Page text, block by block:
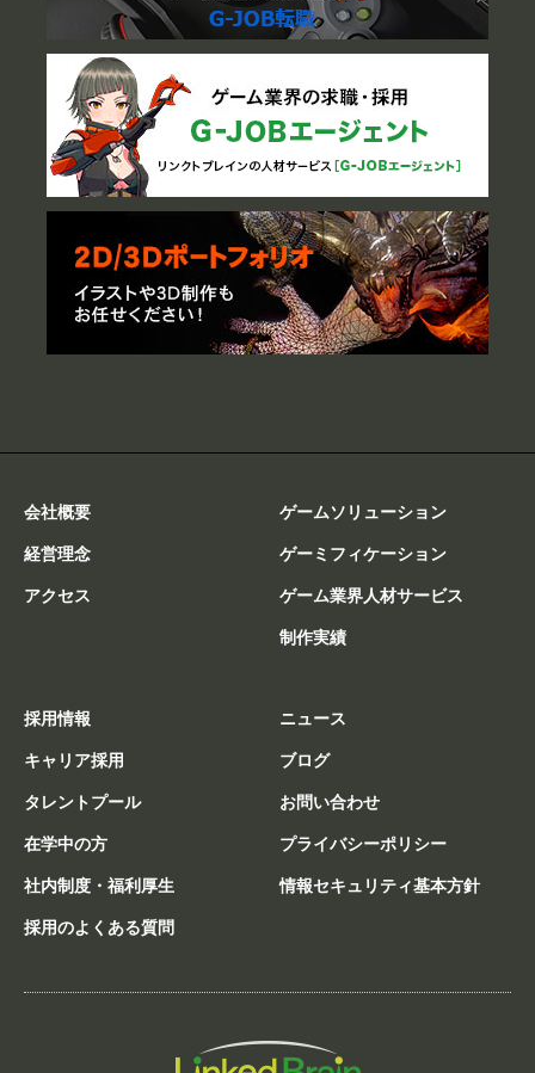
会社概要
経営理念
アクセス
ゲームソリューション
ゲーミフィケーション
ゲーム業界人材サービス
制作実績
採用情報
キャリア採用
タレントプール
在学中の方
社内制度・福利厚生
採用のよくある質問
ニュース
ブログ
お問い合わせ
プライバシーポリシー
情報セキュリティ基本方針